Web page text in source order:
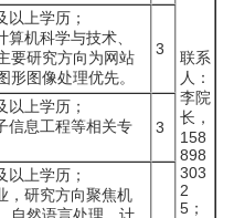
联系
人：
李院
长，
158
898
303
2
5；
以上学历；
机科学与技术、
要研究方向为网站
形图像处理优先。
3
以上学历；
信息工程等相关专
3
以上学历；
，研究方向聚焦机